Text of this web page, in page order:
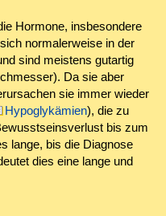
Hormone, insbesondere
normalerweise in der
sind meistens gutartig
Da sie aber
sie immer wieder
Hypoglykämien), die zu
bis zum
lange, bis die Diagnose
dies eine lange und